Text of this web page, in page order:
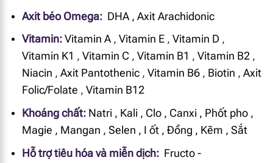
Axit béo Omega: DHA, Axit Arachidonic
Vitamin: Vitamin A, Vitamin E, Vitamin D ,
Vitamin K1 , Vitamin C, Vitamin B1 , Vitamin B2,
Niacin , Axit Pantothenic, Vitamin B6, Biotin , Axit
Folic/Folate , Vitamin B12
Khoáng chất: Natri, Kali, Clo, Canxi, Phốt pho,
Magie , Mangan , Selen , I ốt, Đồng , Kẽm , Sắt
Hỗ trợ tiêu hóa và miễn dịch: Fructo -